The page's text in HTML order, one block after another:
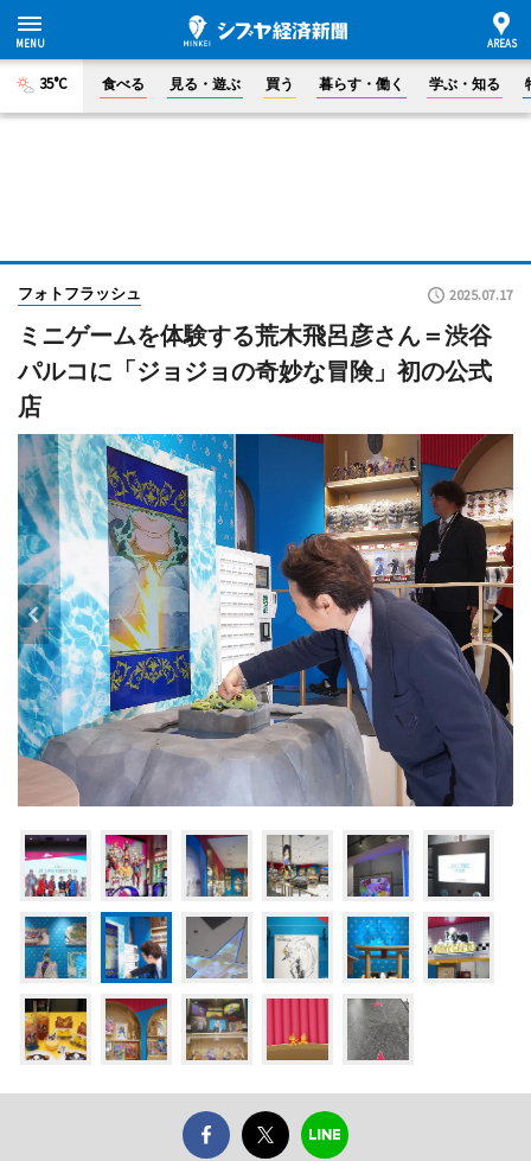
35°C 食べる 見る・遊ぶ 買う 暮らす・働く 学ぶ・知る
フォトフラッシュ 2025.07.17
ミニゲームを体験する荒木飛呂彦さん＝渋谷
パルコに「ジョジョの奇妙な冒険」初の公式
店